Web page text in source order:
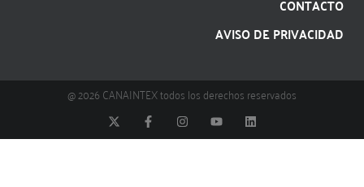
CONTACTO
AVISO DE PRIVACIDAD
@ 2026 CANAINTEX todos los derechos reservados